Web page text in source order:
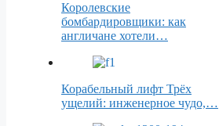
Королевские
бомбардировщики: как
англичане хотели…
Корабельный лифт Трёх
ущелий: инженерное чудо,…